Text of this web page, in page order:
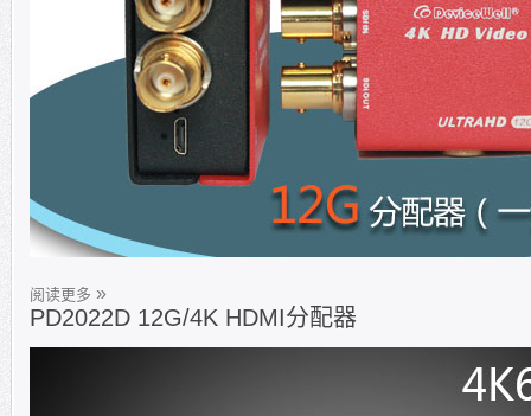
阅读更多
PD2022D 12G/4K HDMI分配器